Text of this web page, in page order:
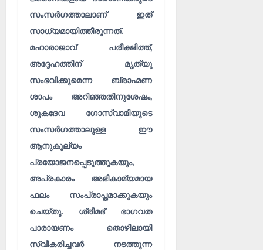
സംസർഗത്താലാണ് ഇത്
സാധ്യമായിത്തീരുന്നത്.
മഹാരാജാവ് പരീക്ഷിത്ത്,
അദ്ദേഹത്തിന് മൃത്യു
സംഭവിക്കുമെന്ന ബ്രാഹ്മണ
ശാപം അറിഞ്ഞതിനുശേഷം,
ശുകദേവ ഗോസ്വാമിയുടെ
സംസർഗത്താലുള്ള ഈ
ആനുകൂല്യം
പ്രയോജനപ്പെടുത്തുകയും,
അപ്രകാരം അഭികാമ്യമായ
ഫലം സംപ്രാപ്തമാക്കുകയും
ചെയ്തു. ശ്രീമദ് ഭാഗവത
പാരായണം തൊഴിലായി
സ്വീകരിച്ചവർ നടത്തുന്ന